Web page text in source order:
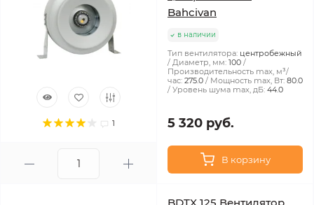
1
Bahcivan
в наличии
Тип вентилятора: центробежный
Диаметр, мм: 100
Производительность max, м³/
час: 275.0 Мощность max, Вт: 80.0
Уровень шума max, дБ: 44.0
5 320 руб.
В корзину